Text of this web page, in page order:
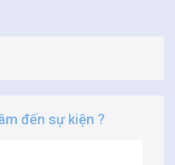
đến sự kiện ?